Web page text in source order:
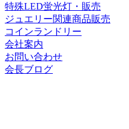
特殊LED蛍光灯・販売
ジュエリー関連商品販売
コインランドリー
会社案内
お問い合わせ
会長ブログ